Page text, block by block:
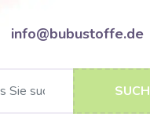
info@bubustoffe.de